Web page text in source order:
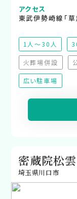
アクセス
東武伊勢崎線「
1人～30人
火葬場併設
（非対
広い駐車場
密蔵院松
埼玉県川口市